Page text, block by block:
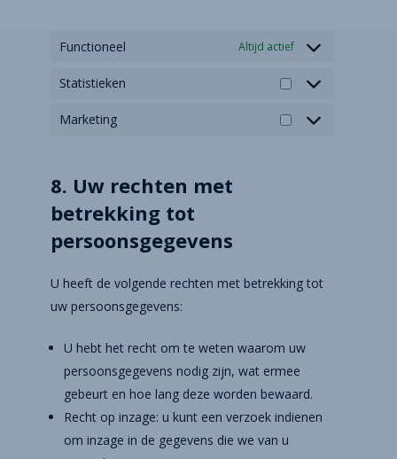
Functioneel Altijd actief
Statistieken
Marketing
8. Uw rechten met
betrekking tot
persoonsgegevens
U heeft de volgende rechten met betrekking tot
uw persoonsgegevens:
U hebt het recht om te weten waarom uw
persoonsgegevens nodig zijn, wat ermee
gebeurt en hoe lang deze worden bewaard.
Recht op inzage: u kunt een verzoek indienen
om inzage in de gegevens die we van u